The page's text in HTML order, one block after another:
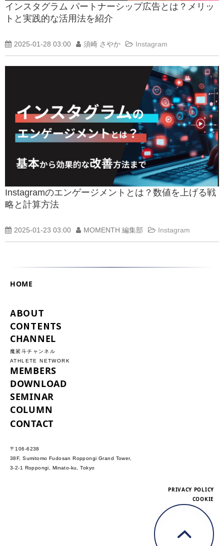
インスタグラム パートナーシップ広告とは？メリッ
トと実践的な活用法を紹介
2025-01-28 03:00 須崎 さやか Instagram
Instagramのエンゲージメントとは？数値を上げる戦
略と計算方法
2025-01-23 03:00 MOMENTH 編集部 Instagram
HOME
ABOUT
CONTENTS
CHANNEL
魔裟斗チャンネル
ATHLETE NETWORK
MEMBERS
DOWNLOAD
SEMINAR
COLUMN
CONTACT
〒106-6238
38F, Sumitomo Fudosan Roppongi Grand Tower,
3-2-1 Roppongi, Minato-ku, Tokyo
PRIVACY POLICY
COOKIE